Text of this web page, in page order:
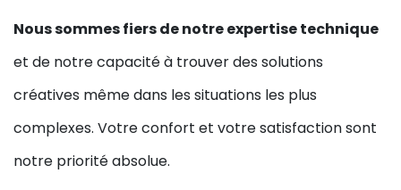
Nous sommes fiers de notre expertise technique
et de notre capacité à trouver des solutions
créatives même dans les situations les plus
complexes. Votre confort et votre satisfaction sont
notre priorité absolue.